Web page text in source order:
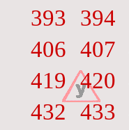
393
394
406 407
419 420
432
433